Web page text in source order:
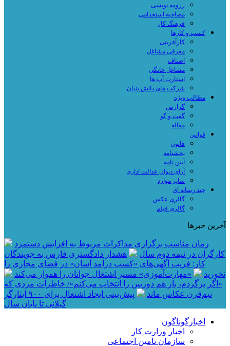
رزومه نویسی
مصاحبه استخدامی
فرهنگ کار
کسب و کارها
کارآفرینی
معرفی مشاغل
اصناف
مشاغل خانگی
استارت آپ ها
شرکت های دانش بنیان
مطالب ویژه
گزارش
گفت و گو
مقاله
قوانین
قانون
بخشنامه
آیین نامه
آرای دیوان عدالت اداری
سایر موارد
چند رسانه ای
گالری عکس
گالری فیلم
آخرین خبرها
زمان مناسب برگزاری مذاکرات مربوط به افزایش دستمزد
کارگران در نیمه دوم سال
هشدار دادگستری فارس به جویندگان
کار: فریب آگهی‌های «کسب درآمد آسان» در فضای مجازی را
نخورید
«مهارت‌آموزی» مسیر اشتغال جوانان را هموار می‌کند
«اگر برگردم، باز هم دوربین را انتخاب می‌کنم»/ خاطرات مردی که
نیم‌قرن عکاس ماند
پیش بینی ایجاد اشتغال برای ۹۰۰ ایثارگر
گیلانی تا پایان سال
اخبارگوناگون
اخبار وزارت کار
سازمان تامین اجتماعی